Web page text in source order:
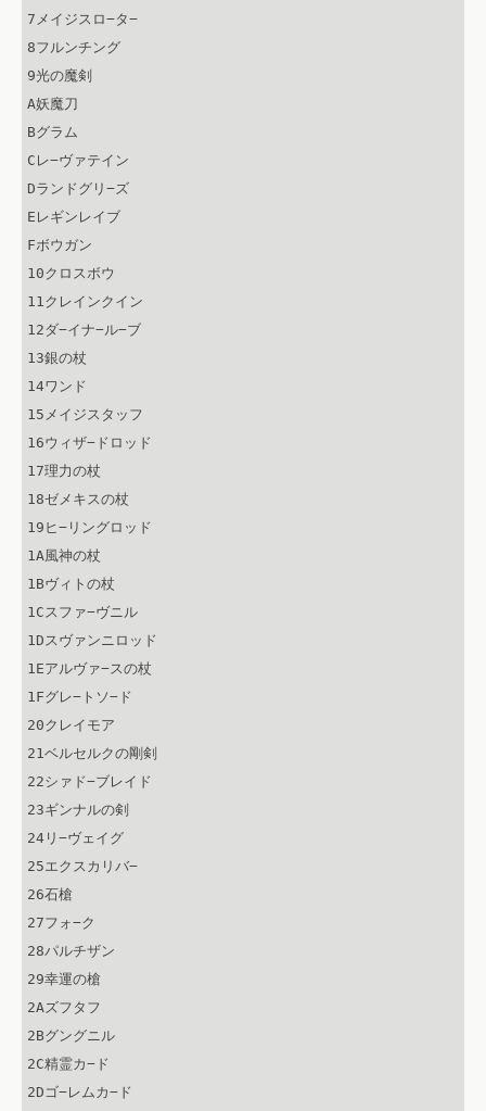
7メイジスロ−タ−
8フルンチング
9光の魔剣
A妖魔刀
Bグラム
Cレ−ヴァテイン
Dランドグリ−ズ
Eレギンレイブ
Fボウガン
10クロスボウ
11クレインクイン
12ダ−イナ−ル−ブ
13銀の杖
14ワンド
15メイジスタッフ
16ウィザ−ドロッド
17理力の杖
18ゼメキスの杖
19ヒ−リングロッド
1A風神の杖
1Bヴィトの杖
1Cスファ−ヴニル
1Dスヴァンニロッド
1Eアルヴァ−スの杖
1Fグレ−トソ−ド
20クレイモア
21ベルセルクの剛剣
22シァド−ブレイド
23ギンナルの剣
24リ−ヴェイグ
25エクスカリバ−
26石槍
27フォ−ク
28パルチザン
29幸運の槍
2Aズフタフ
2Bグングニル
2C精霊カ−ド
2Dゴ−レムカ−ド